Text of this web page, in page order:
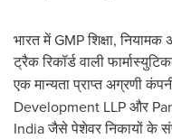
भारत में GMP शिक्षा,
ट्रैक रिकॉर्ड वाली
एक मान्यता प्राप्त अग्रणी
Development LLP और
India जैसे पेशेवर निकायों के